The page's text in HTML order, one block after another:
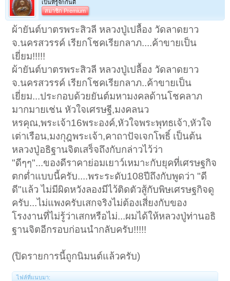
เป็นที่รู้จักกันดี
สมาชิก Premium
ผ้ายันต์บาตรพระสิวลี หลวงปู่เปลื้อง วัดลาดยาว
จ.นครสวรรค์ เรียกโชคเรียกลาภ....ค้าขายเป็น
เยี่ยม!!!!!
ผ้ายันต์บาตรพระสิวลี หลวงปู่เปลื้อง วัดลาดยาว
จ.นครสวรรค์ เรียกโชคเรียกลาภ..ค้าขายเป็น
เยี่ยม...ประกอบด้วยยันต์มหามงคลด้านโชคลาภ
มากมายเช่น หัวใจเศรษฐี,มงคลนว
หรคุณ,พระเจ้า16พระองค์,หัวใจพระพุทธเจ้า,หัวใจ
เต่าเรือน,มงกุฎพระเจ้า,คาถาปัจเจกโพธิ์ เป็นต้น
หลวงปู่อธิฐานจิตเสร็จถึงกับกล่าวไว้ว่า
"ดีๆๆ"...ของดีราคาย่อมเยาว์เหมาะกับยุคที่เศรษฐกิจ
ตกต่ำแบบนี้ครับ....พระระดับ108ปีถึงกับพูดว่า "ดี
ดี"แล้ว ไม่มีผิดหวังลองมีไว้ติดตัวสู้กับพิษเศรษฐกิจดู
ครับ...ไม่แพงครับเสกจริงไม่ต้องเสี่ยงกับของ
โรงงานที่ไม่รู้ว่าเสกหรือไม่...ผมได้ให้หลวงปู่ท่านอธิ
ฐานจิตอีกรอบก่อนนำกลับครับ!!!!!
(ปิดรายการนี้ถูกนิมนต์แล้วครับ)
ไฟล์ที่แนบมา: